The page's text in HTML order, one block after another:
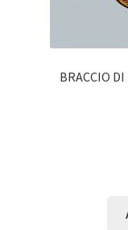
BRACCIO DI